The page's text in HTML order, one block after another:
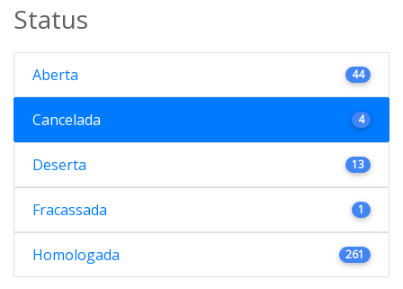
Status
Aberta 44
Cancelada 4
Deserta 13
Fracassada 1
Homologada 261